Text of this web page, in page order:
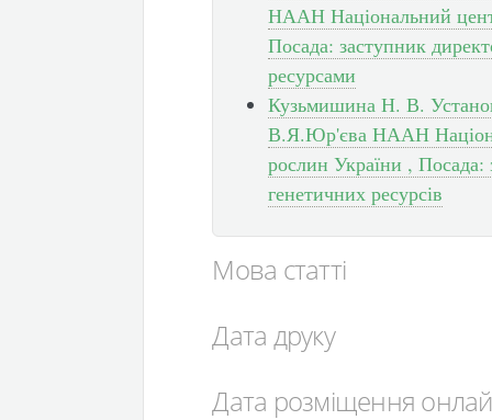
НААН Національний
Посада: заступник
ресурсами
Кузьмишина Н. В.
В.Я.Юр'єва НААН
рослин України , Посада:
генетичних ресурсів
Мова статті
Дата друку
Дата розміщення